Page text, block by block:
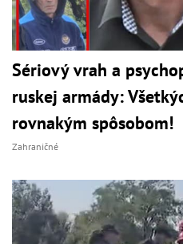
Sériový vrah a
ruskej armády:
rovnakým spôsobom!
Zahraničné